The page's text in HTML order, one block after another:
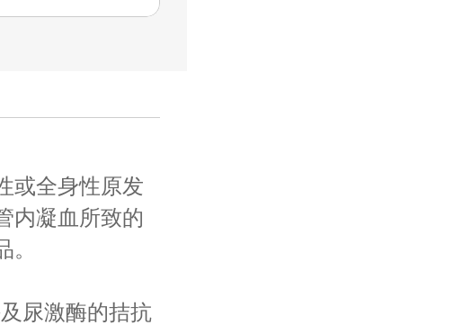
全身性原发
内凝血所致的
尿激酶的拮抗